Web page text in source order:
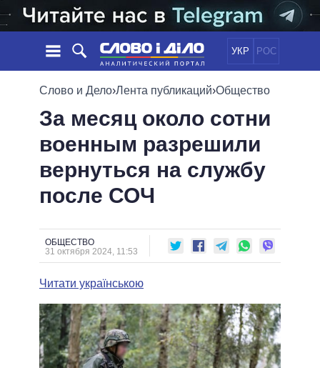
УКР РОС
НОВОСТИ
ЛЕНТА
СОБЫТИЯ
СТАТЬИ
МНЕНИЯ
ОБЗОРЫ
ДАЙДЖЕСТЫ
ПОЛИТИКА
ЭКОНОМИКА
ОБЩЕСТВО
ОБЕЩАНИЯ
ПОЛИТИКИ
ВСЕ ПОЛИТИКИ
ПРЕЗИДЕНТ И ОФИС
ВЕРХОВНАЯ РАДА
КАБИНЕТ МИНИСТРОВ
МЭРЫ
ВСЕ ПЕРСОНЫ
ПОДДЕРЖАТЬ
СРАВНЕНИЕ ПОЛИТИКОВ
Слово и Дело›Лента публикаций›Общество
За месяц около сотни
военным разрешили
вернуться на службу
после СОЧ
ОБЩЕСТВО
31 октября 2024, 11:53
Читати українською